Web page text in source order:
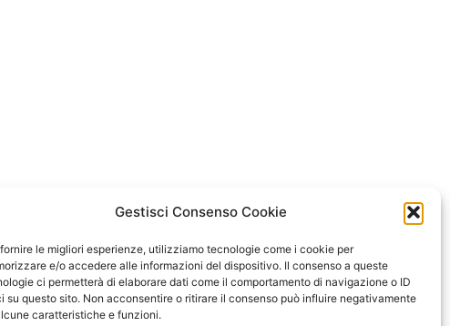
Gestisci Consenso Cookie
le migliori esperienze, utilizziamo tecnologie come i cookie per
e/o accedere alle informazioni del dispositivo. Il consenso a queste
ci permetterà di elaborare dati come il comportamento di navigazione o ID
su questo sito. Non acconsentire o ritirare il consenso può influire negativamente
caratteristiche e funzioni.